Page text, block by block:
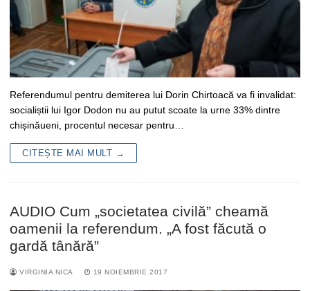
Referendumul pentru demiterea lui Dorin Chirtoacă va fi invalidat:
socialiștii lui Igor Dodon nu au putut scoate la urne 33% dintre
chișinăueni, procentul necesar pentru…
CITEȘTE MAI MULT →
AUDIO Cum „societatea civilă” cheamă
oamenii la referendum. „A fost făcută o
gardă tânără”
VIRGINIA NICA 19 NOIEMBRIE 2017